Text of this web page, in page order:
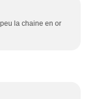
la chaine en or